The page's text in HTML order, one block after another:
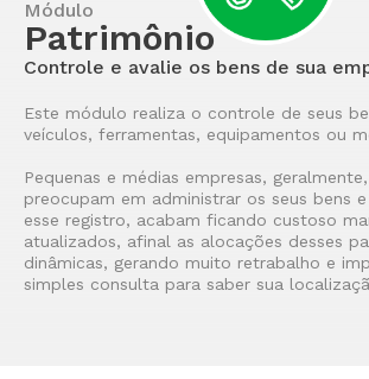
Módulo
Patrimônio
Controle e avalie os bens de sua
Este módulo realiza o controle de seus
veículos, ferramentas, equipamentos ou
Pequenas e médias empresas,
preocupam em administrar os seus bens
esse registro, acabam ficando custoso
atualizados, afinal as alocações desses
dinâmicas, gerando muito retrabalho e
simples consulta para saber sua